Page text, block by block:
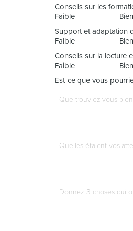
Conseils sur les
Faible
Bien
Support et adaptation
Faible
Bien
Conseils sur la lecture
Faible
Bien
Est-ce que vous